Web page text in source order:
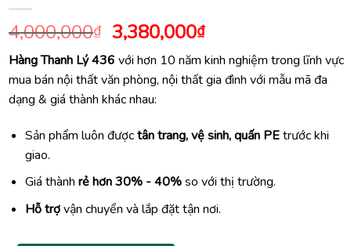
4,000,000₫ Giá
gốc
là:
4,000,000₫.
3,380,000₫Giá
hiện
tại
là:
Hàng Thanh Lý 436 với hơn 10 năm kinh nghiệm trong lĩnh vực
mua bán nội thất văn phòng, nội thất gia đình với mẫu mã đa
dạng & giá thành khác nhau:
Sản phẩm luôn đượctân trang, vệ sinh, quấn PEtrước khi
giao.
Giá thành rẻ hơn 30% - 40%so với thị trường.
Hỗ trợvận chuyển và lắp đặt tận nơi.